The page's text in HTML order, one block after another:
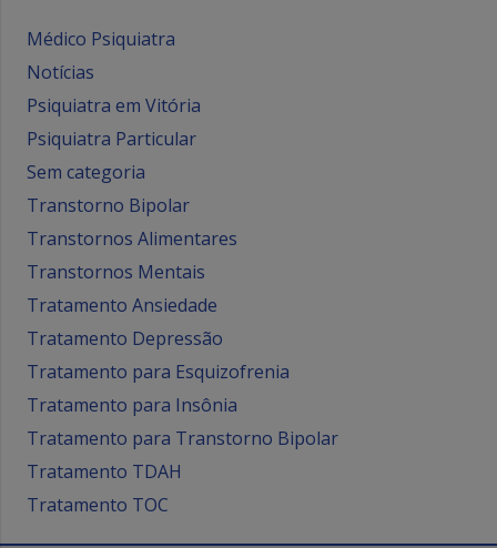
Médico Psiquiatra
Notícias
Psiquiatra em Vitória
Psiquiatra Particular
Sem categoria
Transtorno Bipolar
Transtornos Alimentares
Transtornos Mentais
Tratamento Ansiedade
Tratamento Depressão
Tratamento para Esquizofrenia
Tratamento para Insônia
Tratamento para Transtorno Bipolar
Tratamento TDAH
Tratamento TOC